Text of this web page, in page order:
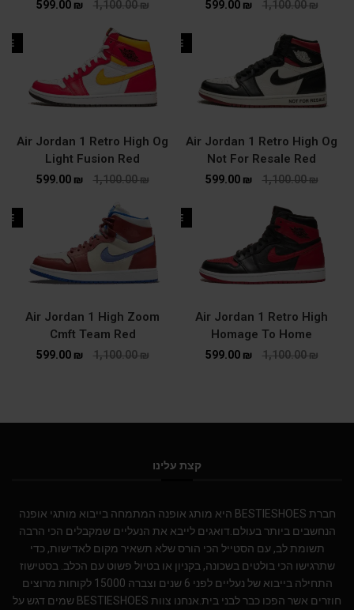
1,100.00₪
599.00 ₪
1,100.00₪
599.00 ₪
SALE
Air Jordan 1 Retro High Og
Not For Resale Red
1,100.00₪
599.00 ₪
Air Jordan 1 Retro High Og
Light Fusion Red
1,100.00₪
599.00 ₪
SALE
Air Jordan 1 Retro High
Homage To Home
1,100.00₪
599.00 ₪
Air Jordan 1 High Zoom
Cmft Team Red
1,100.00₪
599.00 ₪
קצת עלינו
חברת BESTIESHOES היא מותג אופנה המתמחה בייבוא מותגי אופנה
הנחשבים ביותר בעולם.דואגים לייבא את הנעליים שמקבלים הכי הרבה
תשומת לב, עם הסטייל הכי הורס שלא תשאיר מקום לאדישות, כדי
שתרגישו הכי בולטים בשכונה, בקניון או בטיול פשוט עם הכלב. בסטישוז
התחילה בייבוא של נעליים לפני 6 שנים וצברה 15000 לקוחות מרוצים
חוזרים אשר הפכו כבר לבני בית.אנחנו צוות BESTIESHOES שמים דגש על